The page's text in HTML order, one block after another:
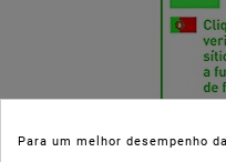
Para um melhor desempenho